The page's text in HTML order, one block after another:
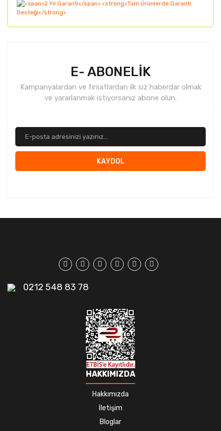
E- ABONELİK
Kampanyalardan ve fırsatlardan ilk siz haberdar olmak
ve yararlanmak istiyorsanız abone olun.
KAYDOL
0212 548 83 78
HAKKIMIZDA
Hakkımızda
İletişim
Bloglar